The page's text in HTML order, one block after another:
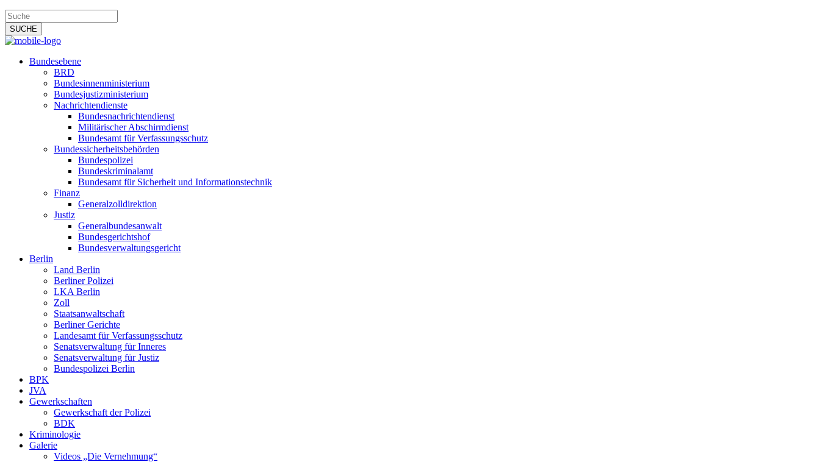
Bundesebene
BRD
Bundesinnenministerium
Bundesjustizministerium
Nachrichtendienste
Bundesnachrichtendienst
Militärischer Abschirmdienst
Bundesamt für Verfassungsschutz
Bundessicherheitsbehörden
Bundespolizei
Bundeskriminalamt
Bundesamt für Sicherheit und Informationstechnik
Finanz
Generalzolldirektion
Justiz
Generalbundesanwalt
Bundesgerichtshof
Bundesverwaltungsgericht
Berlin
Land Berlin
Berliner Polizei
LKA Berlin
Zoll
Staatsanwaltschaft
Berliner Gerichte
Landesamt für Verfassungsschutz
Senatsverwaltung für Inneres
Senatsverwaltung für Justiz
Bundespolizei Berlin
BPK
JVA
Gewerkschaften
Gewerkschaft der Polizei
BDK
Kriminologie
Galerie
Videos „Die Vernehmung“